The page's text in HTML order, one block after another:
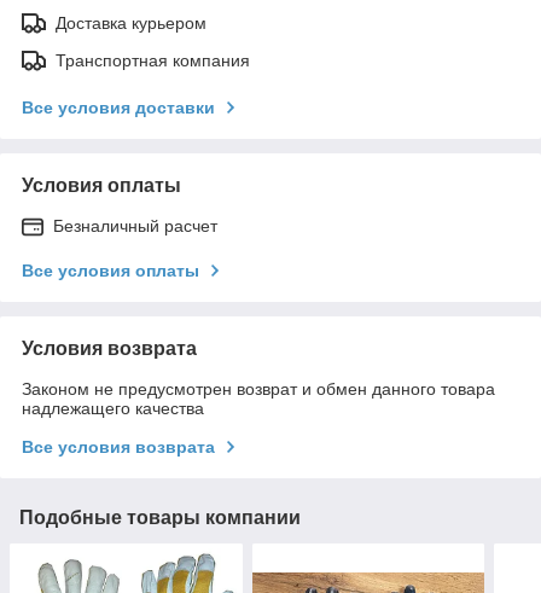
Доставка курьером
Транспортная компания
Все условия доставки
Условия оплаты
Безналичный расчет
Все условия оплаты
Условия возврата
Законом не предусмотрен возврат и обмен данного товара
надлежащего качества
Все условия возврата
Подобные товары компании